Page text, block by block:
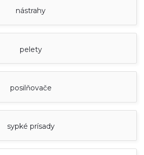
nástrahy
pelety
posilňovače
sypké prísady